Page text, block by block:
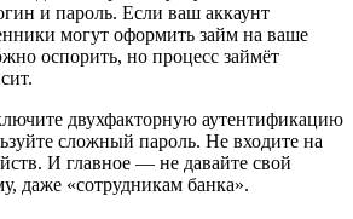
и пароль. Если ваш аккаунт
могут оформить займ на ваше
оспорить, но процесс займёт
двухфакторную аутентификацию
сложный пароль. Не входите на
И главное — не давайте свой
даже «сотрудникам банка».